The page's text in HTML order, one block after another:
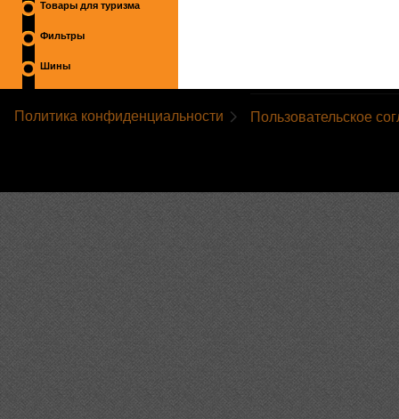
Товары для туризма
Фильтры
Шины
Политика конфиденциальности Пользовательское